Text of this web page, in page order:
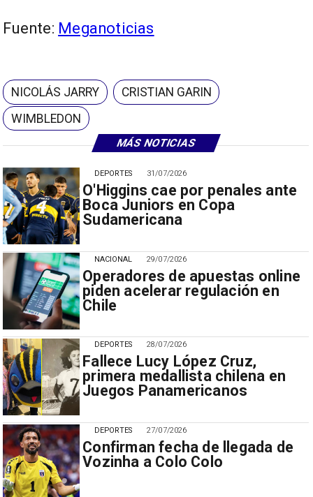
MÁS NOTICIAS
31/07/2026
O'Higgins cae por penales ante
Boca Juniors en Copa
Sudamericana
DEPORTES
29/07/2026
Operadores de apuestas online
piden acelerar regulación en
Chile
NACIONAL
28/07/2026
Fallece Lucy López Cruz,
primera medallista chilena en
Juegos Panamericanos
DEPORTES
27/07/2026
Confirman fecha de llegada de
Vozinha a Colo Colo
DEPORTES
Fuente: Meganoticias
NICOLÁS JARRY
CRISTIAN GARIN
WIMBLEDON